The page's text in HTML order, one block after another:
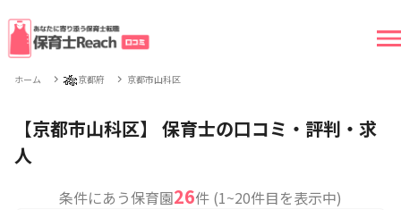
ホーム 🎋京都府 京都市山科区
【京都市山科区】 保育士の口コミ・評判・求
人
条件にあう保育園26件 (1~20件目を表示中)